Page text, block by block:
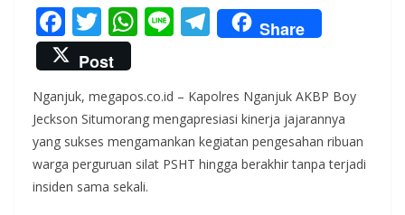
F
ac
e
b
o
o
k
T
w
itt
er
W
s
A
p
p
Li T
el
gr
a
m
Share
Post
Nganjuk, megapos.co.id – Kapolres Nganjuk AKBP Boy
Jeckson Situmorang mengapresiasi kinerja jajarannya
yang sukses mengamankan kegiatan pengesahan ribuan
warga perguruan silat PSHT hingga berakhir tanpa terjadi
insiden sama sekali.